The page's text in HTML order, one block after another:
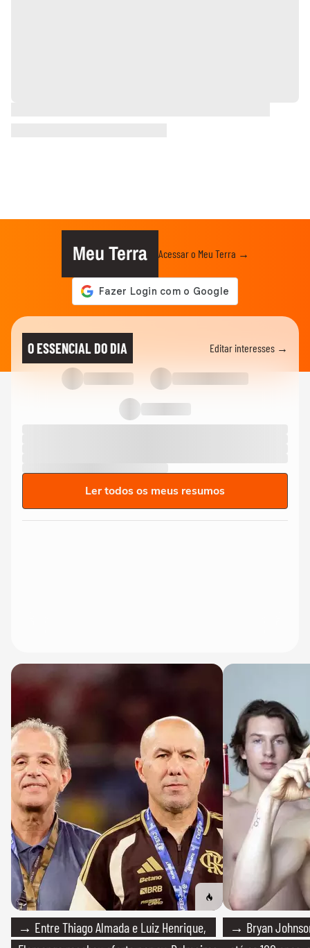
Meu Terra Acessar o Meu Terra →
O ESSENCIAL DO DIA Editar interesses →
Ler todos os meus resumos
→ Entre Thiago Almada e Luiz Henrique,
→ Bryan